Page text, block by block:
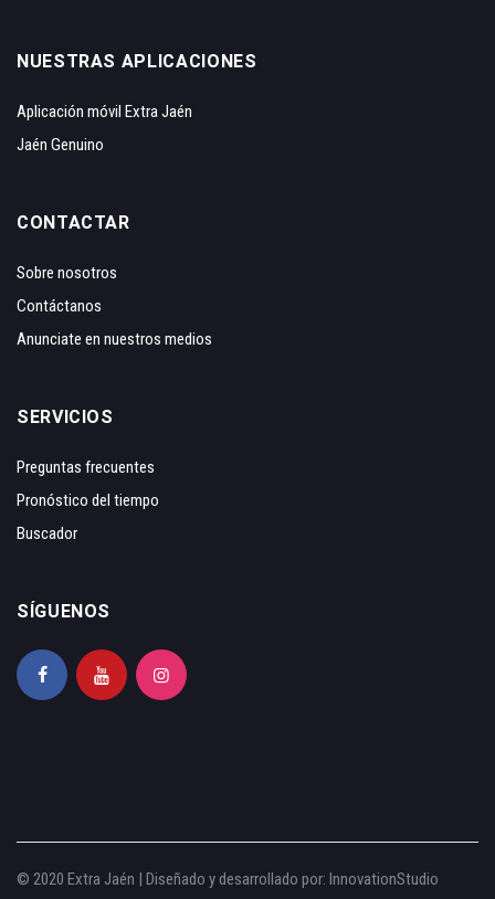
NUESTRAS APLICACIONES
Aplicación móvil Extra Jaén
Jaén Genuino
CONTACTAR
Sobre nosotros
Contáctanos
Anunciate en nuestros medios
SERVICIOS
Preguntas frecuentes
Pronóstico del tiempo
Buscador
SÍGUENOS
© 2020 Extra Jaén | Diseñado y desarrollado por: InnovationStudio